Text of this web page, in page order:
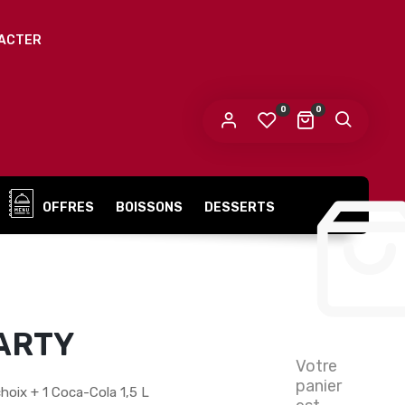
0
Votre
panier
0
OFFRES BOISSONS DESSERTS
+ 1 Coca-Cola 1,5 L